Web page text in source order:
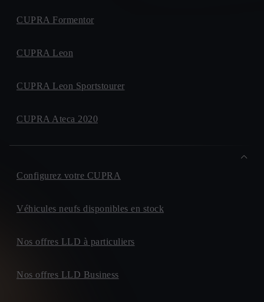
CUPRA Formentor
CUPRA Leon
CUPRA Leon Sportstourer
CUPRA Ateca 2020
Configurez votre CUPRA
Véhicules neufs disponibles en stock
Nos offres LLD à particuliers
Nos offres LLD Business